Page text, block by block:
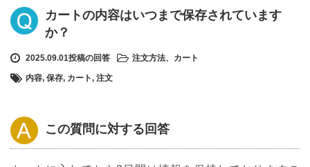
カートの内容はいつまで保存されています
か？
2025.09.01投稿の回答 注文方法、 カート
内容, 保存, カート, 注文
この質問に対する回答